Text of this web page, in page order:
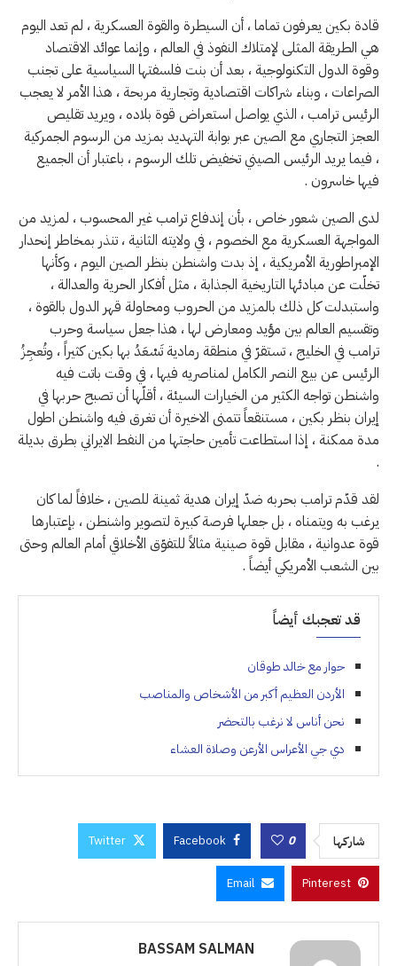
قادة بكين يعرفون تماما ، أن السيطرة والقوة العسكرية ، لم تعد اليوم
هي الطريقة المثلى لإمتلاك النفوذ في العالم ، وإنما عوائد الاقتصاد
وقوة الدول التكنولوجية ، بعد أن بنت فلسفتها السياسية على تجنب
الصراعات ، وبناء شراكات اقتصادية وتجارية مربحة ، هذا الأمر لا يعجب
الرئيس ترامب ، الذي يواصل استعراض قوة بلاده ، ويريد تقليص
العجز التجاري مع الصين عبر بوابة التهديد بمزيد من الرسوم الجمركية
، فيما يريد الرئيس الصيني تخفيض تلك الرسوم ، باعتبار أن الجميع
فيها خاسرون .
لدى الصين شعور خاص ، بأن إندفاع ترامب غير المحسوب ، لمزيد من
المواجهة العسكرية مع الخصوم ، في ولايته الثانية ، تنذر بمخاطر إنحدار
الإمبراطورية الأمريكية ، إذ بدت واشنطن بنظر الصين اليوم ، وكأنها
تخلّت عن مبادئها التاريخية الجذابة ، مثل أفكار الحرية والعدالة ،
واستبدلت كل ذلك بالمزيد من الحروب ومحاولة قهر الدول بالقوة ،
وتقسيم العالم بين مؤيد ومعارض لها ، هذا جعل سياسة وحرب
ترامب في الخليج ، تستقرّ في منطقة رمادية تَسْعَدُ بها بكين كثيراً ، وتُعجِزُ
الرئيس عن بيع النصر الكامل لمناصريه فيها ، في وقت باتت فيه
واشنطن تواجه الكثير من الخيارات السيئة ، أقلّها أن تصبح حربها في
إيران بنظر بكين ، مستنقعاً تتمنى الاخيرة أن تغرق فيه واشنطن اطول
مدة ممكنة ، إذا استطاعت تأمين حاجتها من النفط الايراني بطرق بديلة
.
لقد قدّم ترامب بحربه ضدّ إيران هدية ثمينة للصين ، خلافاً لما كان
يرغب به ويتمناه ، بل جعلها فرصة كبيرة لتصوير واشنطن ، بإعتبارها
قوة عدوانية ، مقابل قوة صينية مثالاً للتفوّق الأخلاقي أمام العالم وحتى
بين الشعب الأمريكي أيضاً .
قد تعجبك أيضاً
حوار مع خالد طوقان
الأردن العظيم أكبر من الأشخاص والمناصب
نحن أناس لا نرغب بالتحضر
دي جي الأعراس الأرعن وصلاة العشاء
شاركها 0
Facebook
Twitter
Pinterest
Email
BASSAM SALMAN